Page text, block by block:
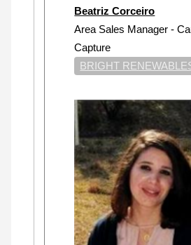
Beatriz Corceiro
Area Sales Manager -
Capture
BRIGHT